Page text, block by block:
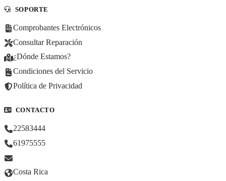
SOPORTE
Comprobantes Electrónicos
Consultar Reparación
¿Dónde Estamos?
Condiciones del Servicio
Política de Privacidad
CONTACTO
22583444
61975555
Costa Rica